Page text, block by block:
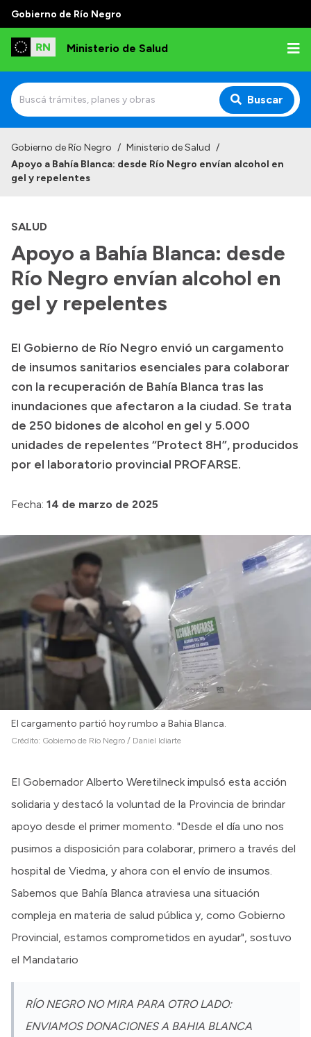
Gobierno de Río Negro
Ministerio de Salud
Buscar
Institucional
Autoridades
Consejos locales
Transparencia
Boletín Oficial
Compras y licitaciones
Consulta de expedientes
Consulta de pago a proveedores
Convocatorias
Intranet
Gobierno de Río Negro / Ministerio de Salud /
Apoyo a Bahía Blanca: desde Río Negro envían alcohol en
gel y repelentes
SALUD
Apoyo a Bahía Blanca: desde
Río Negro envían alcohol en
gel y repelentes
El Gobierno de Río Negro envió un cargamento
de insumos sanitarios esenciales para colaborar
con la recuperación de Bahía Blanca tras las
inundaciones que afectaron a la ciudad. Se trata
de 250 bidones de alcohol en gel y 5.000
unidades de repelentes “Protect 8H”, producidos
por el laboratorio provincial PROFARSE.
Fecha: 14 de marzo de 2025
El cargamento partió hoy rumbo a Bahia Blanca.
Crédito: Gobierno de Río Negro / Daniel Idiarte
El Gobernador Alberto Weretilneck impulsó esta acción
solidaria y destacó la voluntad de la Provincia de brindar
apoyo desde el primer momento. "Desde el día uno nos
pusimos a disposición para colaborar, primero a través del
hospital de Viedma, y ahora con el envío de insumos.
Sabemos que Bahía Blanca atraviesa una situación
compleja en materia de salud pública y, como Gobierno
Provincial, estamos comprometidos en ayudar", sostuvo
el Mandatario
RÍO NEGRO NO MIRA PARA OTRO LADO:
ENVIAMOS DONACIONES A BAHIA BLANCA